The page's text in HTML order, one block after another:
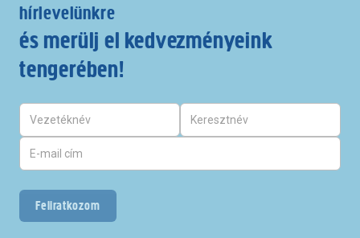
hírlevelünkre
és merülj el kedvezményeink
tengerében!
Feliratkozom